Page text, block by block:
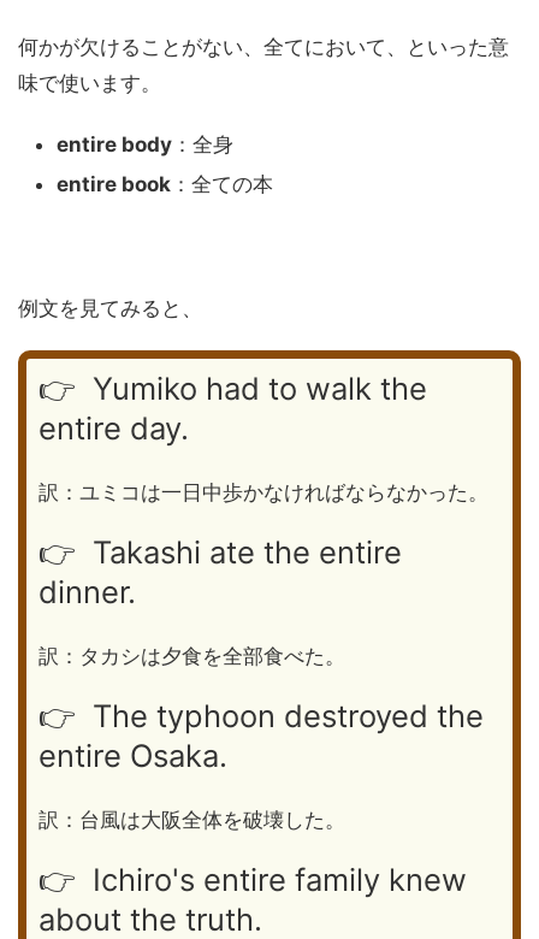
何かが欠けることがない、全てにおいて、といった意
味で使います。
entire body ：全身
entire book ：全ての本
例文を見てみると、
👉 Yumiko had to walk the
entire day.
訳：ユミコは一日中歩かなければならなかった。
👉 Takashi ate the entire
dinner.
訳：タカシは夕食を全部食べた。
👉 The typhoon destroyed the
entire Osaka.
訳：台風は大阪全体を破壊した。
👉 Ichiro's entire family knew
about the truth.